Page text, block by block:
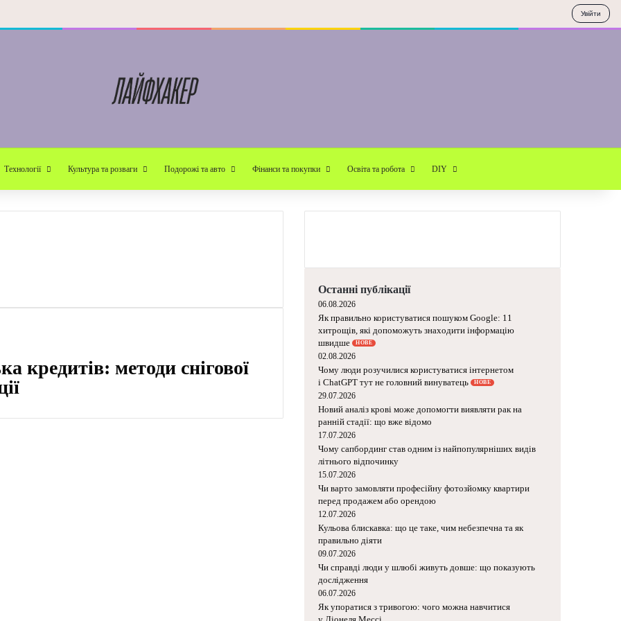
Технології Культура та розваги Подорожі та авто Фінанси та покупки Освіта та робота DIY
кредитів: методи снігової
Останні публікації
06.08.2026
Як правильно користуватися пошуком Google: 11
хитрощів, які допоможуть знаходити інформацію
швидше НОВЕ
02.08.2026
Чому люди розучилися користуватися інтернетом
і ChatGPT тут не головний винуватець НОВЕ
29.07.2026
Новий аналіз крові може допомогти виявляти рак на
ранній стадії: що вже відомо
17.07.2026
Чому сапбординг став одним із найпопулярніших видів
літнього відпочинку
15.07.2026
Чи варто замовляти професійну фотозйомку квартири
перед продажем або орендою
12.07.2026
Кульова блискавка: що це таке, чим небезпечна та як
правильно діяти
09.07.2026
Чи справді люди у шлюбі живуть довше: що показують
дослідження
06.07.2026
Як упоратися з тривогою: чого можна навчитися
Увійти